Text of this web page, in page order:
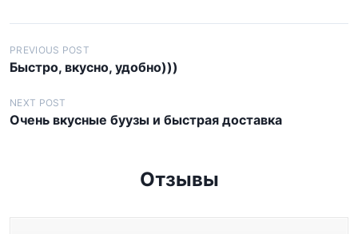
Н
а
в
и
и
PREVIOUS POST
Быстро, вкусно, удобно)))
NEXT POST
Очень вкусные буузы и быстрая доставка
Отзывы